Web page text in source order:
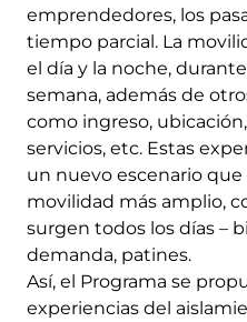
emprendedores, los
tiempo parcial. La
el día y la noche,
semana, además de
como ingreso,
servicios, etc. Estas
un nuevo escenario
movilidad más amplio,
surgen todos los días –
demanda, patines.
Así, el Programa se
experiencias del